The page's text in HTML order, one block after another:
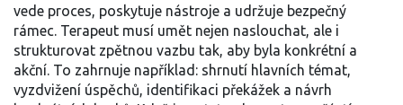
vede proces, poskytuje nástroje a udržuje bezpečný
rámec. Terapeut musí umět nejen naslouchat, ale i
strukturovat zpětnou vazbu tak, aby byla konkrétní a
akční. To zahrnuje například: shrnutí hlavních témat,
vyzdvižení úspěchů, identifikaci překážek a návrh